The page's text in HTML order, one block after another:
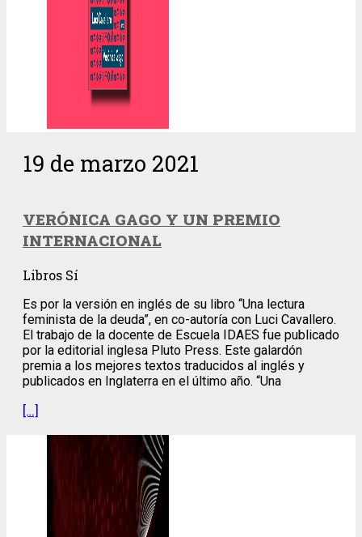
19 de marzo 2021
VERÓNICA GAGO Y UN PREMIO
INTERNACIONAL
Libros Sí
Es por la versión en inglés de su libro “Una lectura
feminista de la deuda”, en co-autoría con Luci Cavallero.
El trabajo de la docente de Escuela IDAES fue publicado
por la editorial inglesa Pluto Press. Este galardón
premia a los mejores textos traducidos al inglés y
publicados en Inglaterra en el último año. “Una
[…]